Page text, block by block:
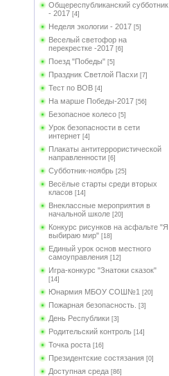
Общереспубликанский субботник
- 2017 [4]
Неделя экологии - 2017 [5]
Веселый светофор на
перекрестке -2017 [6]
Поезд "Победы" [5]
Праздник Светлой Пасхи [7]
Тест по ВОВ [4]
На марше Победы-2017 [56]
Безопасное колесо [5]
Урок безопасности в сети
интернет [4]
Плакаты антитеррористической
направленности [6]
Субботник-ноябрь [25]
Весёлые старты среди вторых
класов [14]
Внеклассные мероприятия в
начальной школе [20]
Конкурс рисунков на асфальте "Я
выбираю мир" [18]
Единый урок основ местного
самоуправления [12]
Игра-конкурс "Знатоки сказок"
[14]
Юнармия МБОУ СОШ№1 [20]
Пожарная безопасность. [3]
День Республики [3]
Родительский контроль [14]
Точка роста [16]
Президентские состязания [0]
Доступная среда [86]